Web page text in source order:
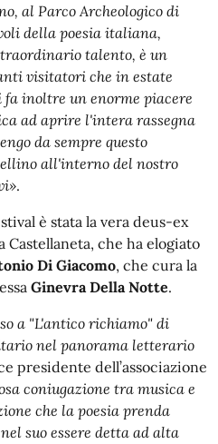
al Parco Archeologico di
della poesia italiana,
talento, è un
visitatori che in estate
inoltre un enorme piacere
ad aprire l'intera rassegna
da sempre questo
all'interno del nostro
.
è stata la vera deus-ex
Castellaneta, che ha elogiato
Di Giacomo, che cura la
Ginevra Della Notte.
a "L'antico richiamo" di
nel panorama letterario
presidente dell’associazione
coniugazione tra musica e
che la poesia prenda
suo essere detta ad alta